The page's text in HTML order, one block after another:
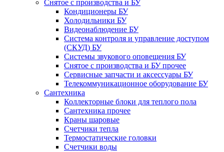
Снятое с производства и БУ
Кондиционеры БУ
Холодильники БУ
Видеонаблюдение БУ
Система контроля и управление доступом
(СКУД) БУ
Системы звукового оповещения БУ
Снятое с производства и БУ прочее
Сервисные запчасти и аксессуары БУ
Телекоммуникационное оборудование БУ
Сантехника
Коллекторные блоки для теплого пола
Сантехника прочее
Краны шаровые
Счетчики тепла
Термоcтатические головки
Счетчики воды